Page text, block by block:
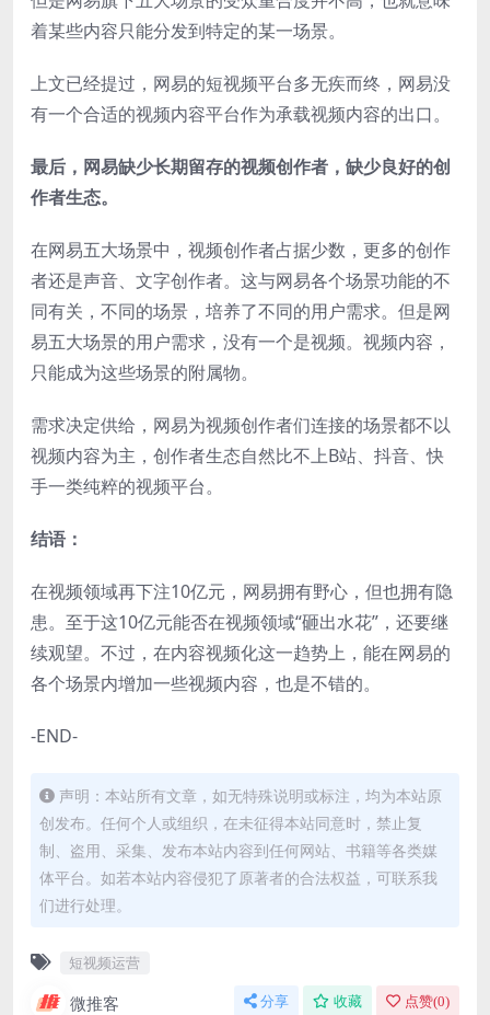
着某些内容只能分发到特定的某一场景。
上文已经提过，网易的短视频平台多无疾而终，网易没
有一个合适的视频内容平台作为承载视频内容的出口。
最后，网易缺少长期留存的视频创作者，缺少良好的创
作者生态。
在网易五大场景中，视频创作者占据少数，更多的创作
者还是声音、文字创作者。这与网易各个场景功能的不
同有关，不同的场景，培养了不同的用户需求。但是网
易五大场景的用户需求，没有一个是视频。视频内容，
只能成为这些场景的附属物。
需求决定供给，网易为视频创作者们连接的场景都不以
视频内容为主，创作者生态自然比不上B站、抖音、快
手一类纯粹的视频平台。
结语：
在视频领域再下注10亿元，网易拥有野心，但也拥有隐
患。至于这10亿元能否在视频领域“砸出水花”，还要继
续观望。不过，在内容视频化这一趋势上，能在网易的
各个场景内增加一些视频内容，也是不错的。
-END-
声明：本站所有文章，如无特殊说明或标注，均为本站原
创发布。任何个人或组织，在未征得本站同意时，禁止复
制、盗用、采集、发布本站内容到任何网站、书籍等各类媒
体平台。如若本站内容侵犯了原著者的合法权益，可联系我
们进行处理。
短视频运营
微推客 分享 收藏 点赞(0)